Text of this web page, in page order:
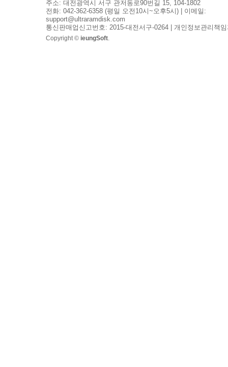
주소: 대전광역시 서구 관저동로90번길 15, 104-1802
전화: 042-362-6358 (평일 오전10시~오후5시) | 이메일:
support@ultraramdisk.com
통신판매업신고번호: 2015-대전서구-0264 | 개인정보관리책
Copyright © ieungSoft.